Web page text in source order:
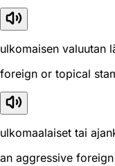
ulkomaisen valuutan
foreign or topical
ulkomaalaiset tai
an aggressive